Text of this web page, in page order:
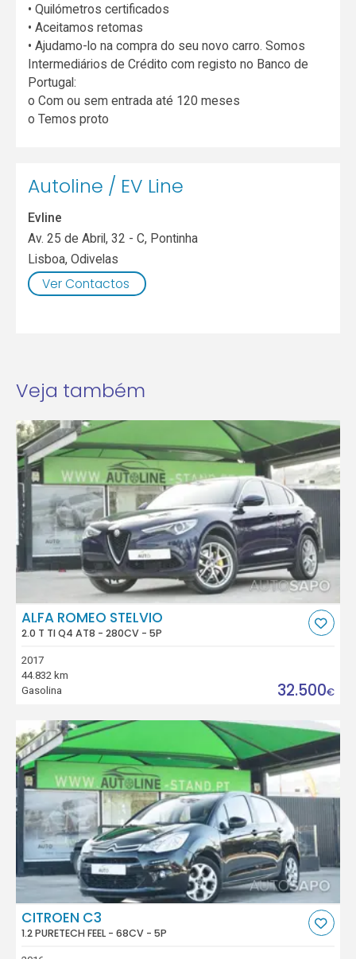
• Quilómetros certificados
• Aceitamos retomas
• Ajudamo-lo na compra do seu novo carro. Somos
Intermediários de Crédito com registo no Banco de
Portugal:
o Com ou sem entrada até 120 meses
o Temos proto
Autoline / EV Line
Evline
Av. 25 de Abril, 32 - C, Pontinha
Lisboa,Odivelas
Ver Contactos
Veja também
ALFA ROMEO STELVIO
2.0 T TI Q4 AT8 - 280CV - 5P
2017
44.832 km
Gasolina
32.500€
CITROEN C3
1.2 PURETECH FEEL - 68CV - 5P